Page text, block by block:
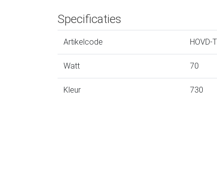
Specificaties
Artikelcode HOVD-
Watt 70
Kleur 730